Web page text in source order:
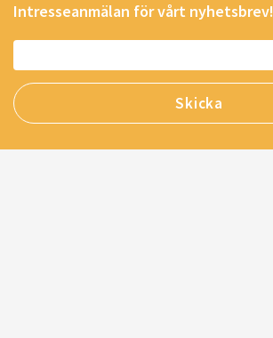
Intresseanmälan för vårt nyhetsbrev!